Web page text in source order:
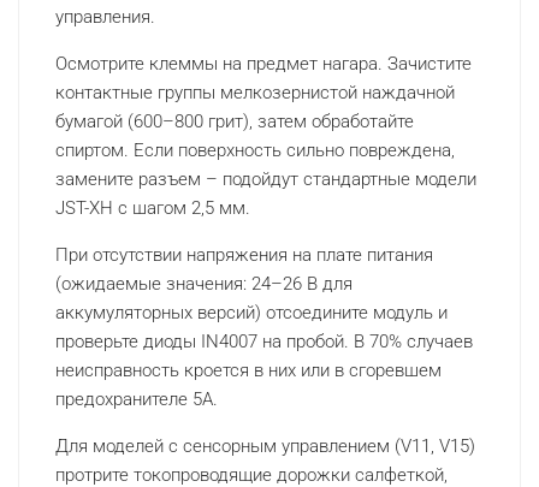
управления.
Осмотрите клеммы на предмет нагара. Зачистите
контактные группы мелкозернистой наждачной
бумагой (600–800 грит), затем обработайте
спиртом. Если поверхность сильно повреждена,
замените разъем – подойдут стандартные модели
JST-XH с шагом 2,5 мм.
При отсутствии напряжения на плате питания
(ожидаемые значения: 24–26 В для
аккумуляторных версий) отсоедините модуль и
проверьте диоды IN4007 на пробой. В 70% случаев
неисправность кроется в них или в сгоревшем
предохранителе 5А.
Для моделей с сенсорным управлением (V11, V15)
протрите токопроводящие дорожки салфеткой,